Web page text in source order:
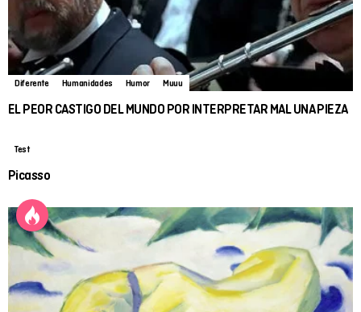
Diferente Humanidades Humor Muuu
EL PEOR CASTIGO DEL MUNDO POR INTERPRETAR MAL UNA PIEZA
Test
Picasso